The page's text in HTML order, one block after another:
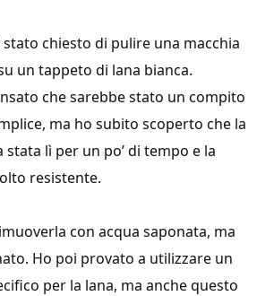
stato chiesto di pulire una macchia
un tappeto di lana bianca.
che sarebbe stato un compito
ma ho subito scoperto che la
lì per un po’ di tempo e la
resistente.
con acqua saponata, ma
Ho poi provato a utilizzare un
per la lana, ma anche questo